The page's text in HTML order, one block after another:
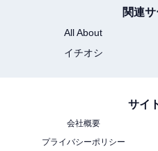
関連
All About
イチオシ
サイ
会社概要
プライバシーポリシー